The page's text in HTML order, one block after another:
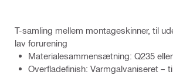
T-samling mellem montageskinner, til
lav forurening
Materialesammensætning: Q235
Overfladefinish: Varmgalvaniseret –